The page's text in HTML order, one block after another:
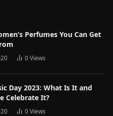
Perfumes You Can Get
0Views
Day 2023: What Is It and
Celebrate It?
0Views